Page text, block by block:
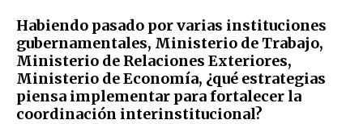
Habiendo pasado por varias instituciones
gubernamentales, Ministerio de Trabajo,
Ministerio de Relaciones Exteriores,
Ministerio de Economía, ¿qué estrategias
piensa implementar para fortalecer la
coordinación interinstitucional?